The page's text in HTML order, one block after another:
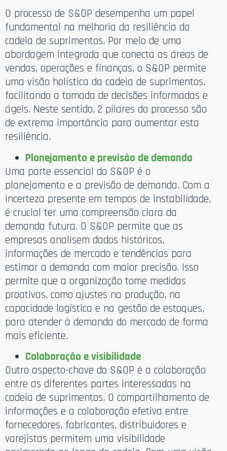
O processo de S&OP desempenha um papel
fundamental na melhoria da resiliência da
cadeia de suprimentos. Por meio de uma
abordagem integrada que conecta as áreas de
vendas, operações e finanças, o S&OP permite
uma visão holística da cadeia de suprimentos,
facilitando a tomada de decisões informadas e
ágeis. Neste sentido, 2 pilares do processo são
de extrema importância para aumentar esta
resiliência.
Planejamento e previsão de demanda
Uma parte essencial do S&OP é o
planejamento e a previsão de demanda. Com a
incerteza presente em tempos de instabilidade,
é crucial ter uma compreensão clara da
demanda futura. O S&OP permite que as
empresas analisem dados históricos,
informações de mercado e tendências para
estimar a demanda com maior precisão. Isso
permite que a organização tome medidas
proativas, como ajustes na produção, na
capacidade logística e na gestão de estoques,
para atender à demanda do mercado de forma
mais eficiente.
Colaboração e visibilidade
Outro aspecto-chave do S&OP é a colaboração
entre as diferentes partes interessadas na
cadeia de suprimentos. O compartilhamento de
informações e a colaboração efetiva entre
fornecedores, fabricantes, distribuidores e
varejistas permitem uma visibilidade